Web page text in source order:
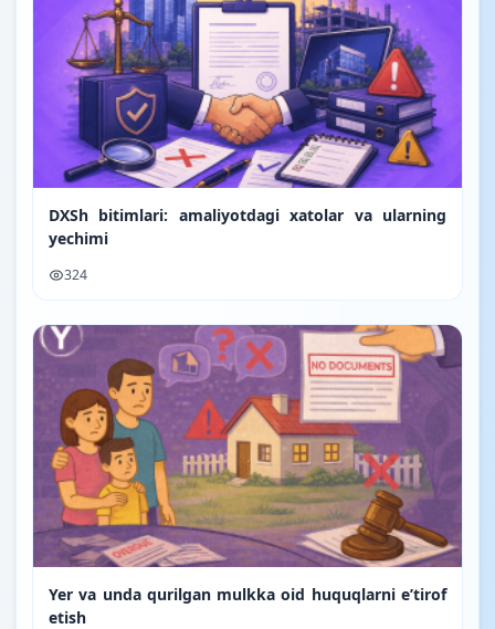
DXSh bitimlari: amaliyotdagi xatolar va ularning
yechimi
324
Yer va unda qurilgan mulkka oid huquqlarni e’tirof
etish